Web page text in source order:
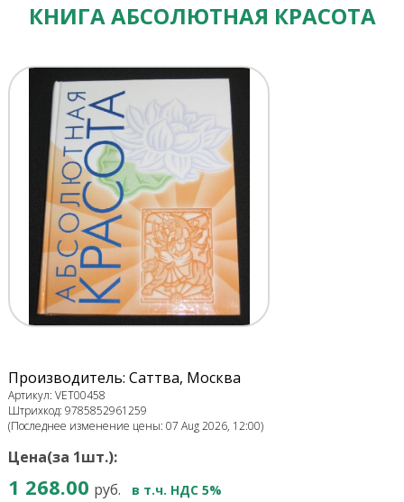
КНИГА АБСОЛЮТНАЯ КРАСОТА
Производитель: Саттва, Москва
Артикул: VET00458
Штрихкод: 9785852961259
(Последнее изменение цены: 07 Aug 2026, 12:00)
Цена(за 1шт.):
1 268.00 руб. в т.ч. НДС 5%